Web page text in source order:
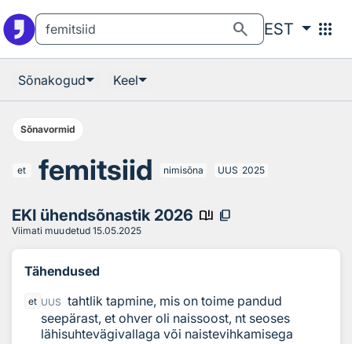
search EST apps
Sõnakogud Keel
Sõnavormid
et femitsiid nimisõna UUS 2025
EKI ühendsõnastik 2026 book_ribbon content_copy
Viimati muudetud 15.05.2025
Tähendused
et UUS
tahtlik tapmine, mis on toime pandud
seepärast, et ohver oli naissoost, nt seoses
lähisuhtevägivallaga või naistevihkamisega